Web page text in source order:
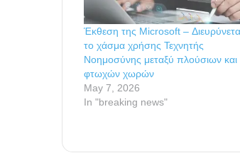
Έκθεση της Microsoft –
το χάσμα χρήσης Τεχνητής
Νοημοσύνης μεταξύ πλούσιων και
φτωχών χωρών
May 7, 2026
In "breaking news"